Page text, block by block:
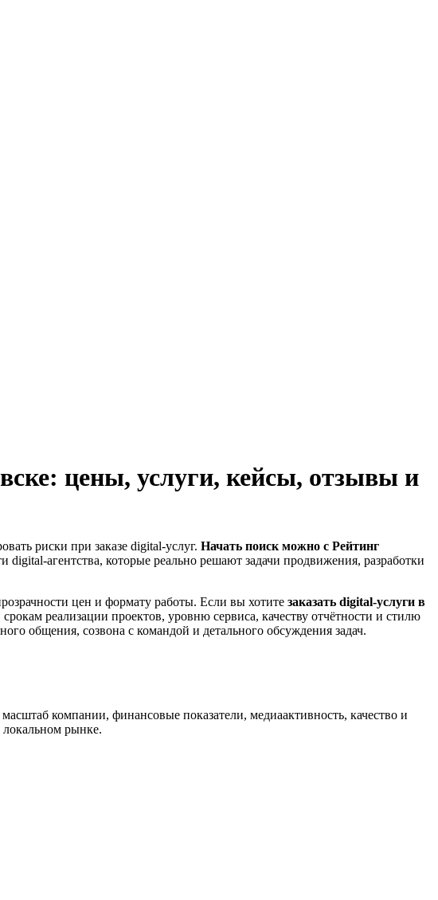
цены, услуги, кейсы, отзывы и
риски при заказе digital-услуг. Начать поиск можно с Рейтинг
агентства, которые реально решают задачи продвижения, разработки
цен и формату работы. Если вы хотите заказать digital-услуги в
реализации проектов, уровню сервиса, качеству отчётности и стилю
общения, созвона с командой и детального обсуждения задач.
компании, финансовые показатели, медиаактивность, качество и
локальном рынке.